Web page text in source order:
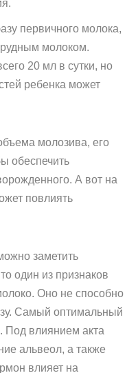
первичного молока,
молоком.
20 мл в сутки, но
ребенка может
молозива, его
обеспечить
А вот на
повлиять
заметить
один из признаков
Оно не способно
Самый оптимальный
Под влиянием акта
альвеол, а также
влияет на